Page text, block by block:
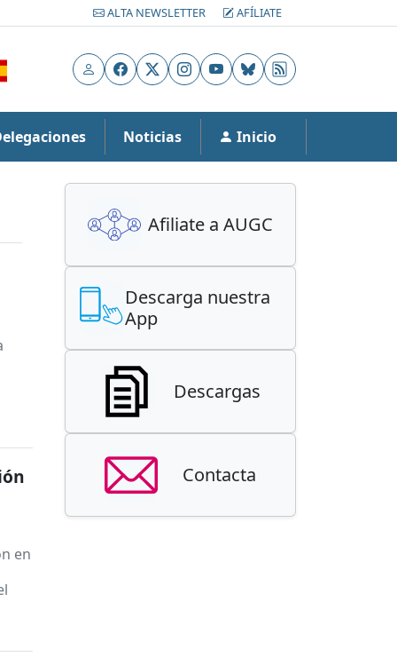
ALTA NEWSLETTER AFÍLIATE
UsuarioFacebook
X Instagram
YouTubeBluesky
RSS
Noticias Inicio
en
Afiliate a AUGC
Descarga nuestra
App
Descargas
Contacta